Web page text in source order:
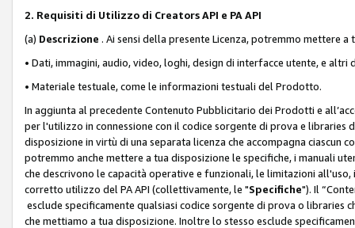
2. Requisiti di Utilizzo di Creators API e PA API
(a) Descrizione . Ai sensi della presente Licenza, potremmo mettere
• Dati, immagini, audio, video, loghi, design di interfacce utente, e altri
• Materiale testuale, come le informazioni testuali del Prodotto.
In aggiunta al precedente Contenuto Pubblicitario dei Prodotti e
per l'utilizzo in connessione con il codice sorgente di prova e libraries
disposizione in virtù di una separata licenza che accompagna ciascun
potremmo anche mettere a tua disposizione le specifiche, i manuali
che descrivono le capacità operative e funzionali, le limitazioni
corretto utilizzo del PA API (collettivamente, le "Specifiche"). Il
esclude specificamente qualsiasi codice sorgente di prova o libraries
che mettiamo a tua disposizione. Inoltre lo stesso esclude